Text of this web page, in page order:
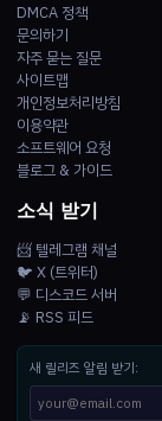
DMCA 정책
문의하기
자주 묻는 질문
사이트맵
개인정보처리방침
이용약관
소프트웨어 요청
블로그 & 가이드
소식 받기
📨 텔레그램 채널
🐦 X (트위터)
💬 디스코드 서버
📡 RSS 피드
새 릴리즈 알림 받기: